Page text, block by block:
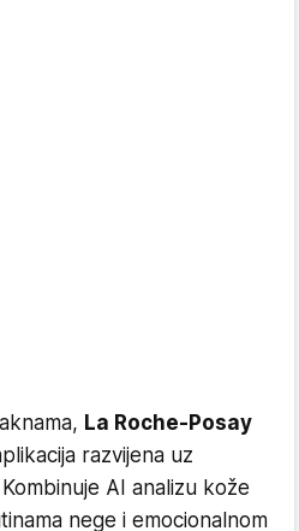
La Roche-Posay
razvijena uz
AI analizu kože
nege i emocionalnom